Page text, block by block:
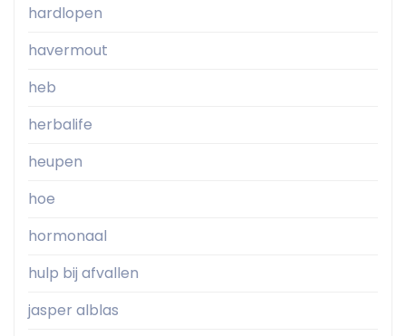
hardlopen
havermout
heb
herbalife
heupen
hoe
hormonaal
hulp bij afvallen
jasper alblas